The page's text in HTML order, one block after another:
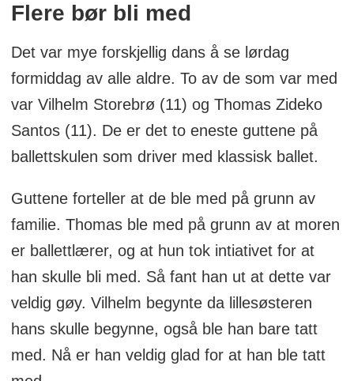
Flere bør bli med
Det var mye forskjellig dans å se lørdag
formiddag av alle aldre. To av de som var med
var Vilhelm Storebrø (11) og Thomas Zideko
Santos (11). De er det to eneste guttene på
ballettskulen som driver med klassisk ballet.
Guttene forteller at de ble med på grunn av
familie. Thomas ble med på grunn av at moren
er ballettlærer, og at hun tok intiativet for at
han skulle bli med. Så fant han ut at dette var
veldig gøy. Vilhelm begynte da lillesøsteren
hans skulle begynne, også ble han bare tatt
med. Nå er han veldig glad for at han ble tatt